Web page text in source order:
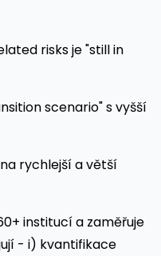
risks je "still in
scenario" s vyšší
rychlejší a větší
institucí a zaměřuje
- i) kvantifikace